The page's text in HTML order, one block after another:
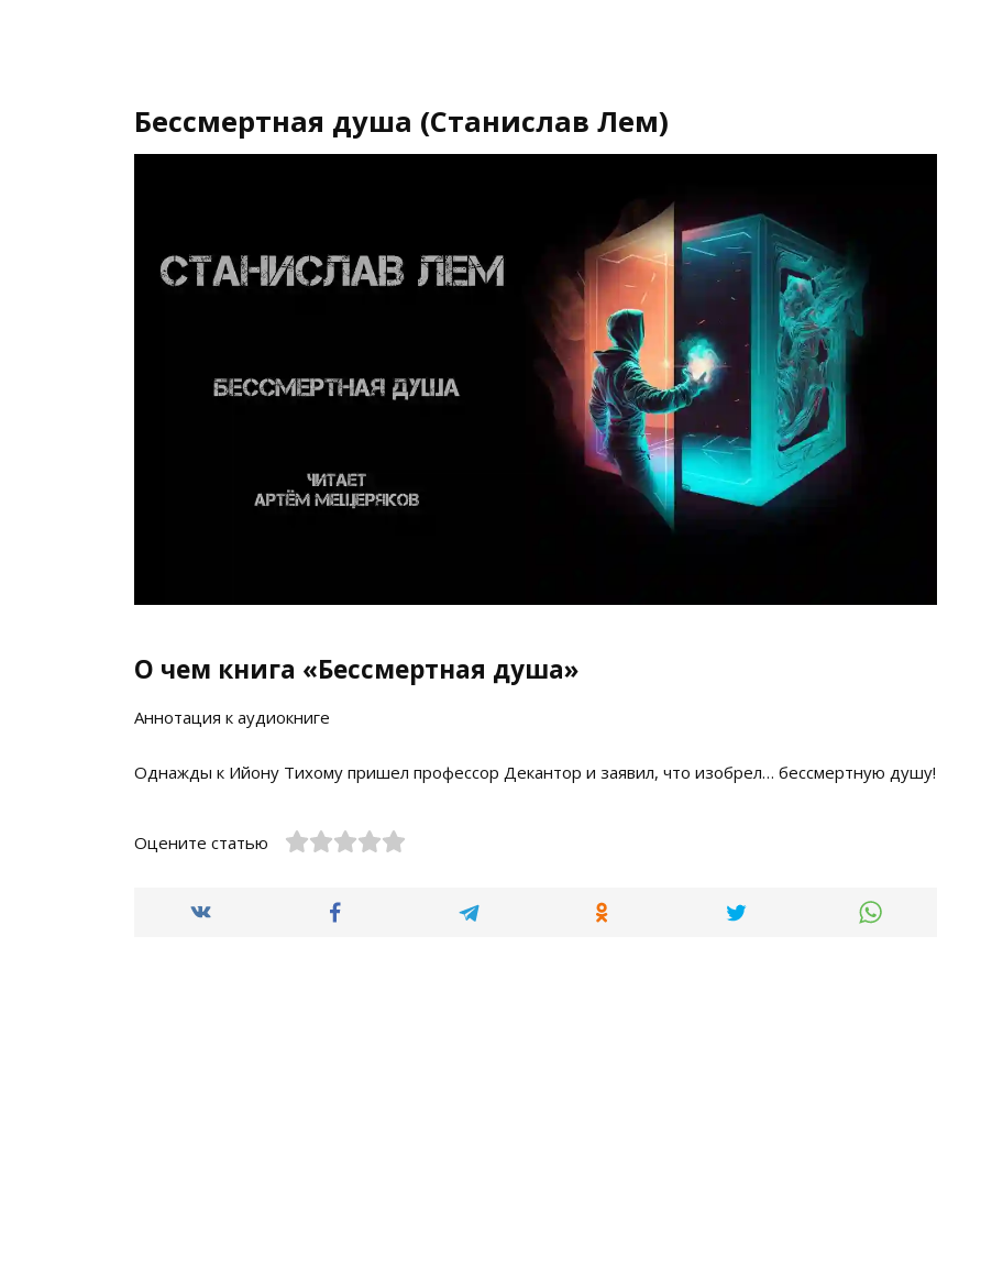
Бессмертная душа (Станислав Лем)
О чем книга «Бессмертная душа»
Аннотация к аудиокниге
Однажды к Ийону Тихому пришел профессор Декантор и заявил, что изобрел… бессмертную душу!
Оцените статью